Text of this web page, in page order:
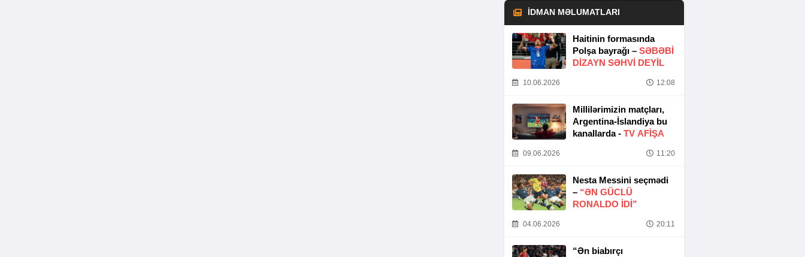
İDMAN MƏLUMATLARI
Haitinin formasında
Polşa bayrağı – SƏBƏBI
DIZAYN SƏHVI DEYIL
10.06.2026 12:08
Millilərimizin matçları,
Argentina-İslandiya bu
kanallarda - TV AFİŞA
09.06.2026 11:20
Nesta Messini seçmədi
– “ƏN GÜCLÜ
RONALDO IDI”
04.06.2026 20:11
“Ən biabırçı